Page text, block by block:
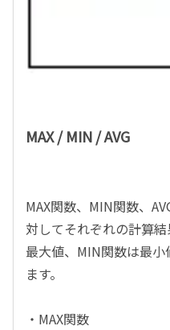
MAX / MIN / AVG
MAX関数、MIN関数、
対してそれぞれの計算
最大値、MIN関数は最小
ます。
・MAX関数